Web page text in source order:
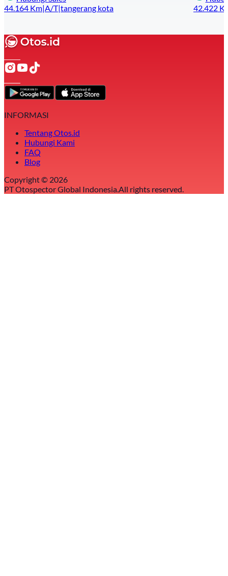
44.164 Km|A/T|tangerang kota
42.422
INFORMASI
Tentang Otos.id
Hubungi Kami
FAQ
Blog
Copyright © 2026
PT Otospector Global Indonesia. All rights reserved.